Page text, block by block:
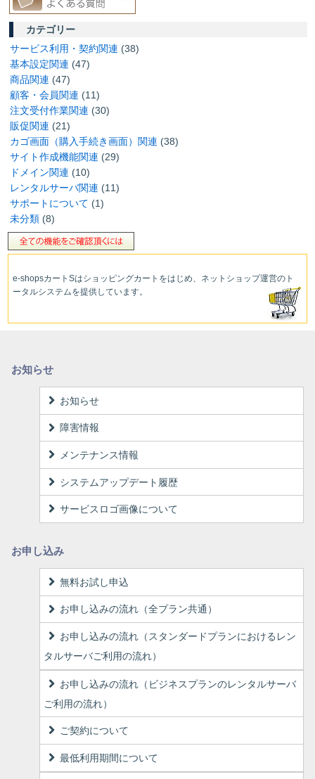
カテゴリー
サービス利用・契約関連 (38)
基本設定関連 (47)
商品関連 (47)
顧客・会員関連 (11)
注文受付作業関連 (30)
販促関連 (21)
カゴ画面（購入手続き画面）関連 (38)
サイト作成機能関連 (29)
ドメイン関連 (10)
レンタルサーバ関連 (11)
サポートについて (1)
未分類(8)
e-shopsカートSはショッピングカートをはじめ、ネットショップ運営のト
ータルシステムを提供しています。
お知らせ
お知らせ
障害情報
メンテナンス情報
システムアップデート履歴
サービスロゴ画像について
お申し込み
無料お試し申込
お申し込みの流れ（全プラン共通）
お申し込みの流れ（スタンダードプランにおけるレン
タルサーバご利用の流れ）
お申し込みの流れ（ビジネスプランのレンタルサーバ
ご利用の流れ）
ご契約について
最低利用期間について